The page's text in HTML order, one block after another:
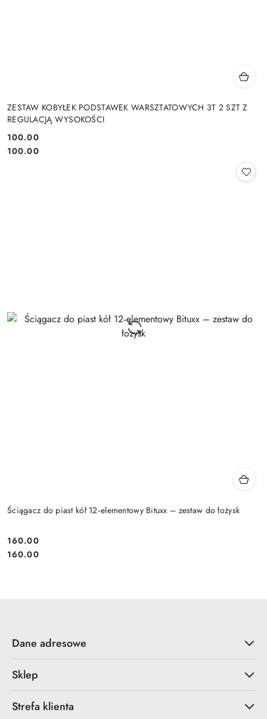
ZESTAW KOBYŁEK PODSTAWEK WARSZTATOWYCH 3T 2 SZT Z
REGULACJĄ WYSOKOŚCI
Cena:
100.00
Cena:
100.00
Ściągacz do piast kół 12‑elementowy Bituxx – zestaw do łożysk
Cena:
160.00
Cena:
160.00
Dane adresowe
Sklep
Strefa klienta